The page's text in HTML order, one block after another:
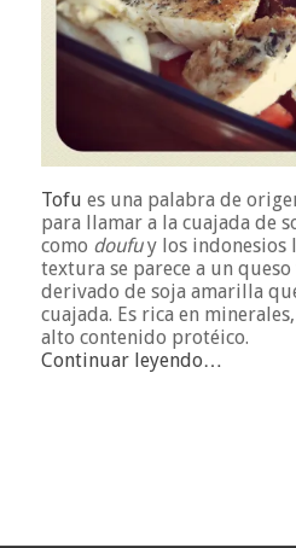
Tofu es una palabra de
para llamar a la cuajada de
como doufuy los indonesios
textura se parece a un
derivado de soja amarilla
cuajada. Es rica en
alto contenido protéico.
Continuar leyendo…